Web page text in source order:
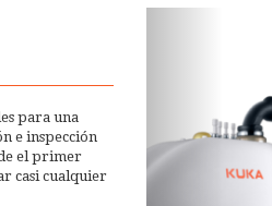
para una
e inspección
el primer
casi cualquier